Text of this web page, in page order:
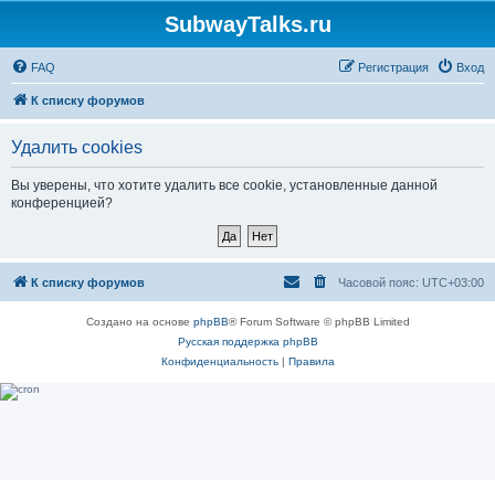
SubwayTalks.ru
FAQ Вход
Регистрация
К списку форумов
Удалить cookies
Вы уверены, что хотите удалить все cookie, установленные данной
конференцией?
К списку форумов Часовой пояс: UTC+03:00
Создано на основе phpBB® Forum Software © phpBB Limited
Русская поддержка phpBB
Конфиденциальность| Правила